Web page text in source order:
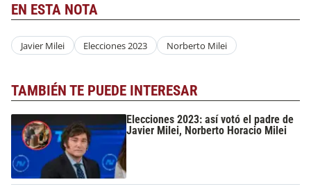
EN ESTA NOTA
Javier Milei Elecciones 2023 Norberto Milei
TAMBIÉN TE PUEDE INTERESAR
Elecciones 2023: así votó el padre de
Javier Milei, Norberto Horacio Milei